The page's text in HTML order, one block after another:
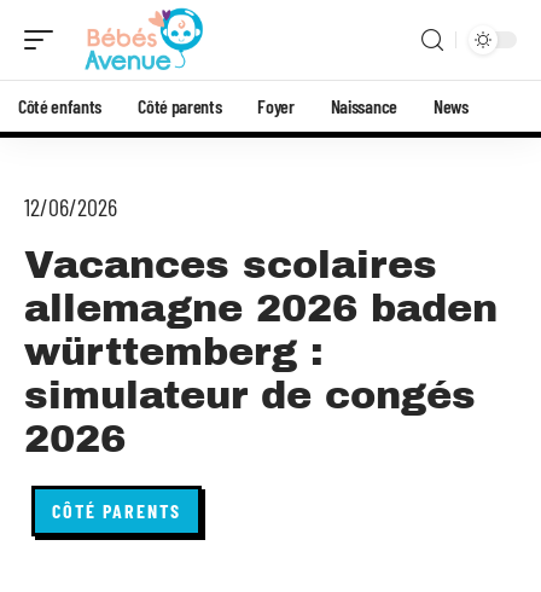
Côté enfants Côté parents Foyer Naissance News
12/06/2026
Vacances scolaires
allemagne 2026 baden
württemberg :
simulateur de congés
2026
CÔTÉ PARENTS